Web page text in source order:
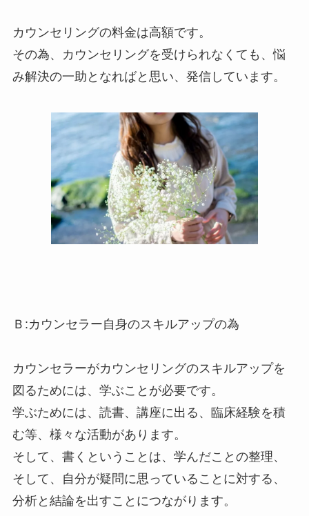
カウンセリングの料金は高額です。
その為、カウンセリングを受けられなくても、悩
み解決の一助となればと思い、発信しています。
Ｂ:カウンセラー自身のスキルアップの為
カウンセラーがカウンセリングのスキルアップを
図るためには、学ぶことが必要です。
学ぶためには、読書、講座に出る、臨床経験を積
む等、様々な活動があります。
そして、書くということは、学んだことの整理、
そして、自分が疑問に思っていることに対する、
分析と結論を出すことにつながります。